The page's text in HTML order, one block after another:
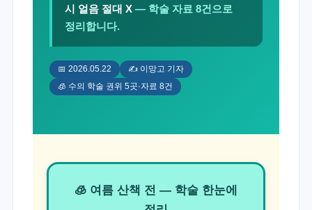
시 얼음 절대 X— 학술 자료 8건으로
정리합니다.
📅 2026.05.22 ✍️ 이망고 기자
🧊 수의 학술 권위 5곳·자료 8건
🧊 여름 산책 전 — 학술 한눈에